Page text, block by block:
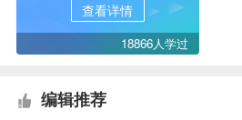
查看详情
18866人学过
编辑推荐